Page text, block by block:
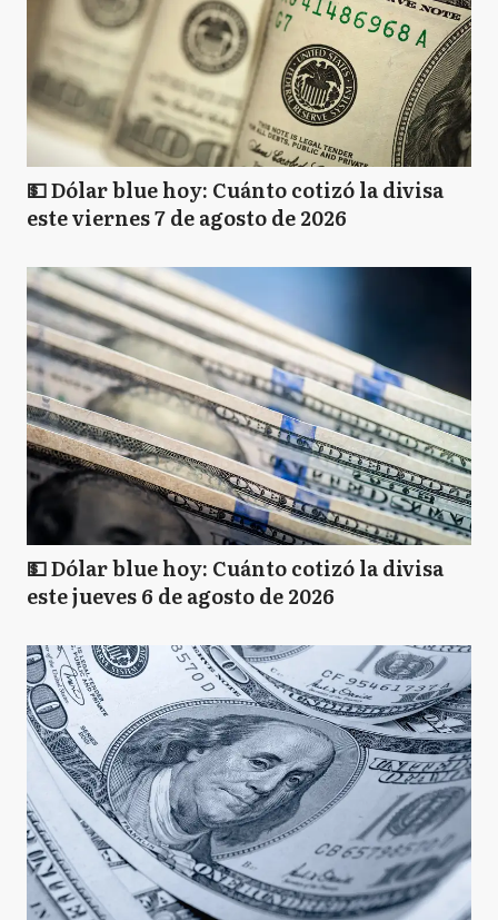
💵 Dólar blue hoy: Cuánto cotizó la divisa
este viernes 7 de agosto de 2026
💵 Dólar blue hoy: Cuánto cotizó la divisa
este jueves 6 de agosto de 2026